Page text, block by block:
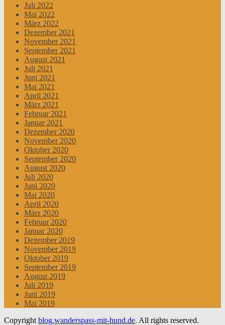
Juli 2022
Mai 2022
März 2022
Dezember 2021
November 2021
September 2021
August 2021
Juli 2021
Juni 2021
Mai 2021
April 2021
März 2021
Februar 2021
Januar 2021
Dezember 2020
November 2020
Oktober 2020
September 2020
August 2020
Juli 2020
Juni 2020
Mai 2020
April 2020
März 2020
Februar 2020
Januar 2020
Dezember 2019
November 2019
Oktober 2019
September 2019
August 2019
Juli 2019
Juni 2019
Mai 2019
Copyright blog.wanderspass-mit-hund.de. All rights reserved.